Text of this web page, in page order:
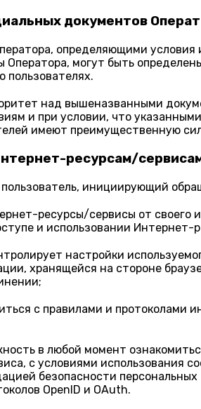
документов
определяющими
Оператора, могут быть
пользователях.
над вышеназванными
и при условии, что
имеют преимущественную
ресурсам/
инициирующий
ресурсы/сервисы от
и использовании Интернет-
настройки
хранящейся на стороне
с правилами и
в любой момент
с условиями использования
безопасности
OpenID и OAuth.